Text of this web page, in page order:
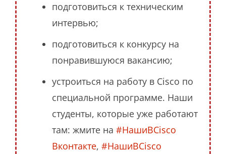
подготовиться к техническим
интервью;
подготовиться к конкурсу на
понравившуюся вакансию;
устроиться на работу в Cisco по
специальной программе. Наши
студенты, которые уже работают
там: жмите на #НашиВCisco
Вконтакте, #НашиВCisco